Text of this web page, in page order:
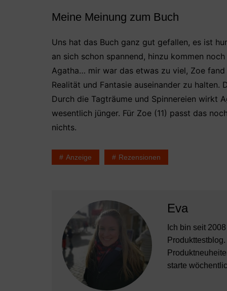
Meine Meinung zum Buch
Uns hat das Buch ganz gut gefallen, es ist
an sich schon spannend, hinzu kommen
Agatha… mir war das etwas zu viel, Zoe
Realität und Fantasie auseinander zu
Durch die Tagträume und Spinnereien wirkt
wesentlich jünger. Für Zoe (11) passt das
nichts.
Anzeige Rezensionen
Eva
Ich bin seit
starte